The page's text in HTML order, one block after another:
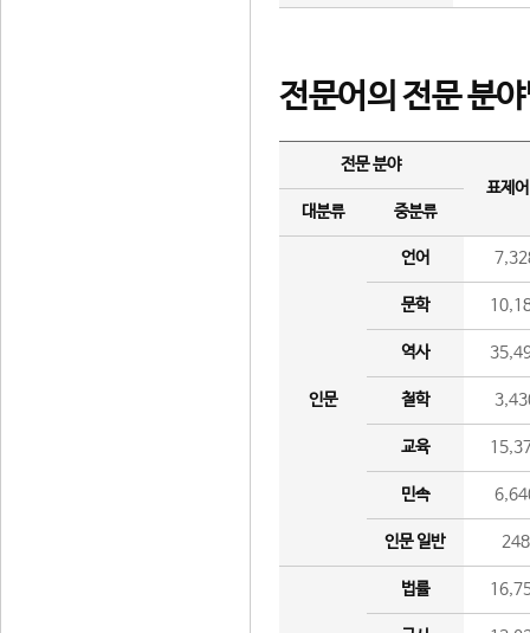
전문어의 전문 분
전문 분야
표제
대분류
중분류
인문
언어
문학
역사
철학
교육
민속
인문 일반 248
법률